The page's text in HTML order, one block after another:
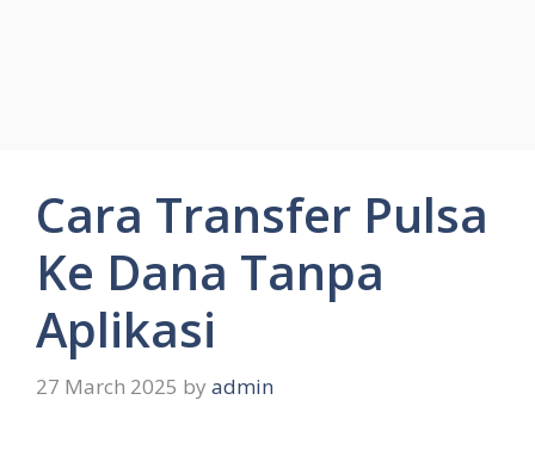
Cara Transfer Pulsa
Ke Dana Tanpa
Aplikasi
27 March 2025 by admin